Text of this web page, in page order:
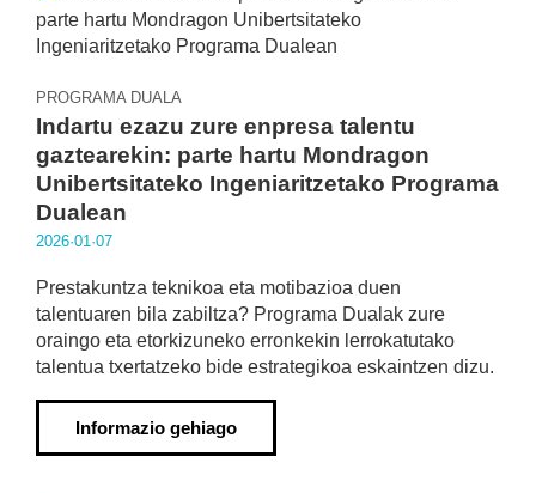
PROGRAMA DUALA
Indartu ezazu zure enpresa talentu
gaztearekin: parte hartu Mondragon
Unibertsitateko Ingeniaritzetako Programa
Dualean
2026·01·07
Prestakuntza teknikoa eta motibazioa duen
talentuaren bila zabiltza? Programa Dualak zure
oraingo eta etorkizuneko erronkekin lerrokatutako
talentua txertatzeko bide estrategikoa eskaintzen dizu.
Informazio gehiago